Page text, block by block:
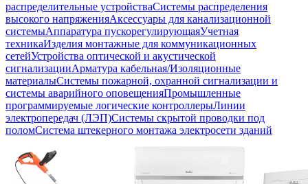
распределительные устройстваСистемы распределения
высокого напряженияАксессуары для канализационной
системыАппаратура пускорегулирующаяУчетная
техникаИзделия монтажные для коммуникационных
сетейУстройства оптической и акустической
сигнализацииАрматура кабельная/Изоляционные
материалыСистемы пожарной, охранной сигнализации и
системы аварийного оповещенияПромышленные
программируемые логические контроллерыЛинии
электропередач (ЛЭП)Системы скрытой проводки под
поломСистема штекерного монтажа электросети зданий